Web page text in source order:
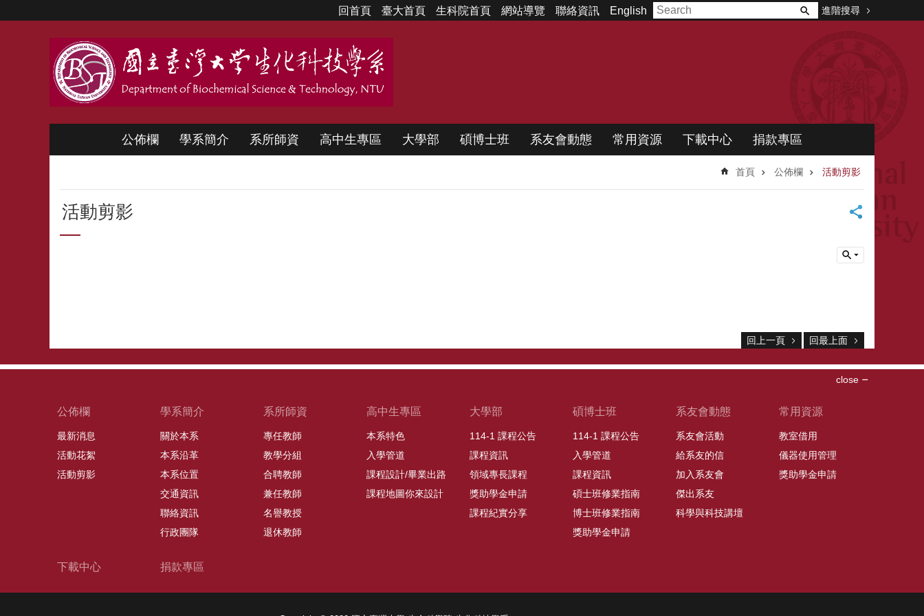
回首頁 臺大首頁 生科院首頁 網站導覽 聯絡資訊 English 進階搜尋
公佈欄 學系簡介 系所師資 高中生專區 大學部 碩博士班 系友會動態 常用資源 下載中心 捐款專區
首頁 公佈欄 活動剪影
活動剪影
回上一頁 回最上面
close
公佈欄
最新消息
活動花絮
活動剪影
學系簡介
關於本系
本系沿革
本系位置
交通資訊
聯絡資訊
行政團隊
系所師資
專任教師
教學分組
合聘教師
兼任教師
名譽教授
退休教師
高中生專區
本系特色
入學管道
課程設計/畢業出路
課程地圖你來設計
大學部
114-1 課程公告
課程資訊
領域專長課程
獎助學金申請
課程紀實分享
碩博士班
114-1 課程公告
入學管道
課程資訊
碩士班修業指南
博士班修業指南
獎助學金申請
系友會動態
系友會活動
給系友的信
加入系友會
傑出系友
科學與科技講壇
常用資源
教室借用
儀器使用管理
獎助學金申請
下載中心 捐款專區